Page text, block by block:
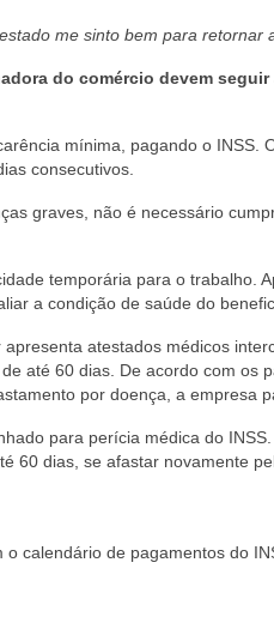
me sinto bem para retornar
do comércio devem
mínima, pagando o INSS.
consecutivos.
graves, não é necessário
temporária para o trabalho.
a condição de saúde do
atestados médicos
até 60 dias. De acordo com os
por doença, a empresa
para perícia médica do
60 dias, se afastar novamente
calendário de pagamentos do